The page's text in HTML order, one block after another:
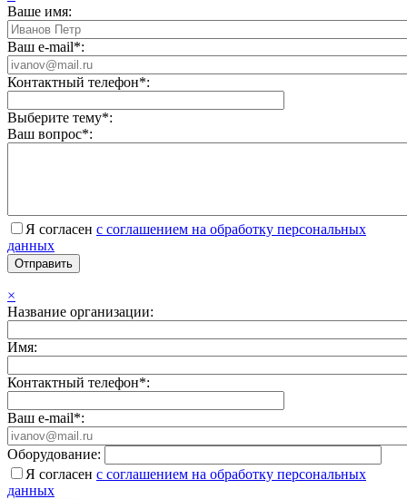
Ваше имя:
Ваш e-mail*:
Контактный телефон*:
Выберите тему*:
Ваш вопрос*:
Я согласен с соглашением на обработку персональных
данных
×
Название организации:
Имя:
Контактный телефон*:
Ваш e-mail*:
Оборудование:
Я согласен с соглашением на обработку персональных
данных